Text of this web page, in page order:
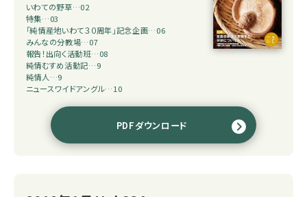
いわての野草…02
特集…03
「純情産地いわて３０周年」記念企画…06
みんなの分教場…07
報告！出向く活動班…08
純情むすめ活動記…9
純情人…9
ニュースワイドアングル…10
PDFダウンロード